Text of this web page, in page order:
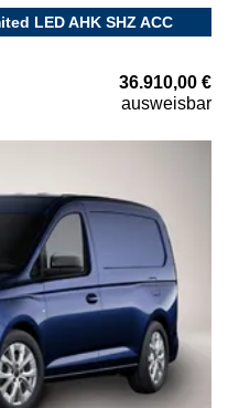
LED AHK SHZ ACC
36.910,00 €
ausweisbar